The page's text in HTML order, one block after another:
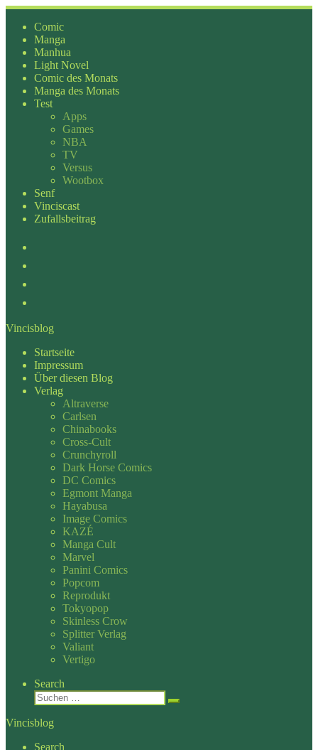
Zum
Inhalt
springen
Comic
Manga
Manhua
Light Novel
Comic des Monats
Manga des Monats
Test
Apps
Games
NBA
TV
Versus
Wootbox
Senf
Vinciscast
Zufallsbeitrag
Vincisblog
Startseite
Impressum
Über diesen Blog
Verlag
Altraverse
Carlsen
Chinabooks
Cross-Cult
Crunchyroll
Dark Horse Comics
DC Comics
Egmont Manga
Hayabusa
Image Comics
KAZÉ
Manga Cult
Marvel
Panini Comics
Popcom
Reprodukt
Tokyopop
Skinless Crow
Splitter Verlag
Valiant
Vertigo
Search
Suche
Suchen …
Vincisblog
Search